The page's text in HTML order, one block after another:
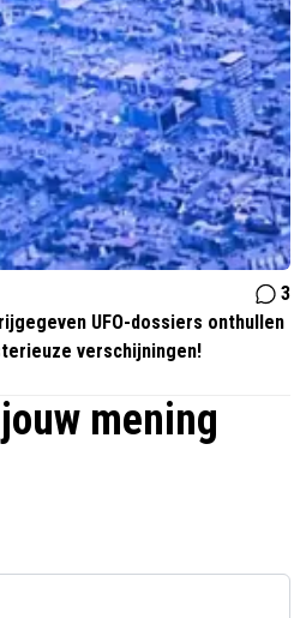
3
UFO-dossiers onthullen
verschijningen!
mening